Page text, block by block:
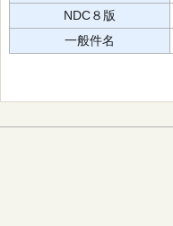
NDC８版
一般件名